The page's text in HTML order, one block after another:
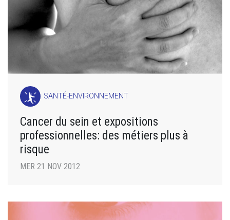
SANTÉ-ENVIRONNEMENT
Cancer du sein et expositions
professionnelles: des métiers plus à
risque
MER 21 NOV 2012